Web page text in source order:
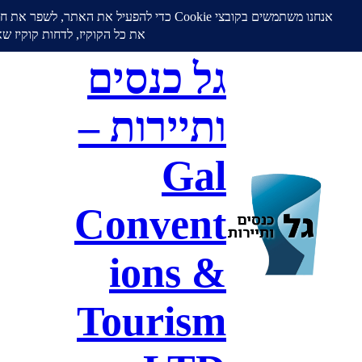
גל כנסים
ותיירות –
Gal
Convent
ions &
Tourism